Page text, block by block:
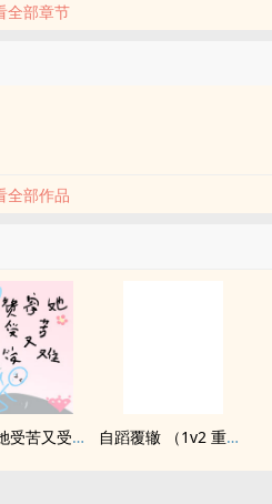
全部章节
全部作品
姜赞容她受苦又受难（NPH） 自蹈覆辙 （1v2 重生）